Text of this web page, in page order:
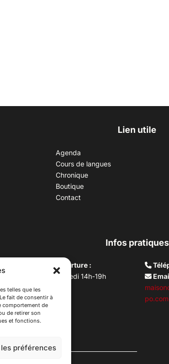
telles que les
fait de consentir à
comportement de
de retirer son
et fonctions.
préférences
Lien utile
Agenda
Cours de langues
Chronique
Boutique
Contact
Infos pratiques
Horaires d’ouverture :
Du mardi au vendredi 14h-19h
Samedi 10h –17h
Fermeture lundi
po.com